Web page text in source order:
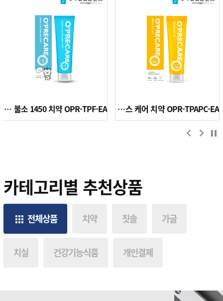
오프리케어 닥터 올데이 플러스 케어 치약 OPR-TPAPC-EA
메가젠 오프리케어 불소 1450 치약 OPR-TPF-EA
카테고리별 추천상품
전체상품 치약 칫솔 가글
치실 건강기능식품 개인결제